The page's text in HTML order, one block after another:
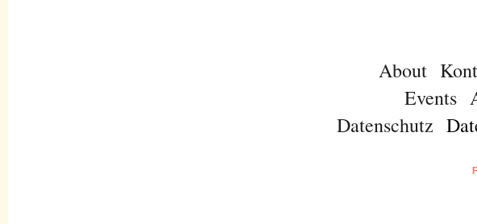
About
Events
Datenschutz